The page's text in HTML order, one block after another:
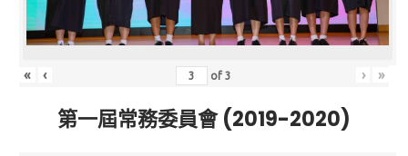
« ‹ of3 › »
第一屆常務委員會 (2019-2020)